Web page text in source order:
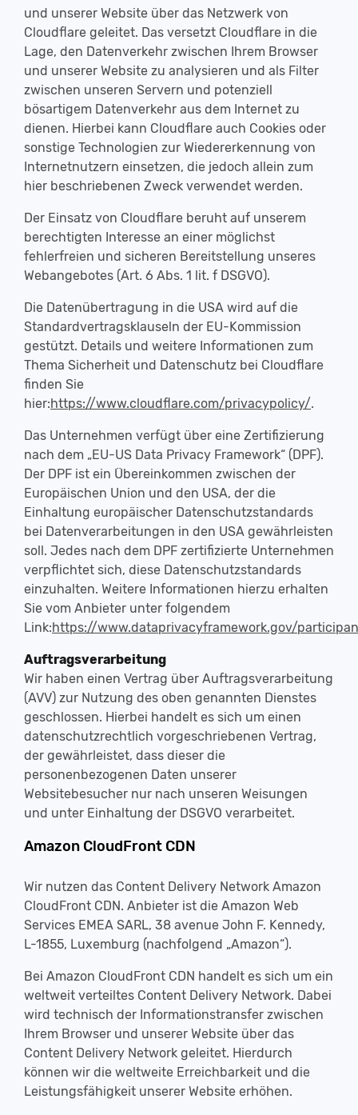
und unserer Website über das Netzwerk von
Cloudflare geleitet. Das versetzt Cloudflare in die
Lage, den Datenverkehr zwischen Ihrem Browser
und unserer Website zu analysieren und als Filter
zwischen unseren Servern und potenziell
bösartigem Datenverkehr aus dem Internet zu
dienen. Hierbei kann Cloudflare auch Cookies oder
sonstige Technologien zur Wiedererkennung von
Internetnutzern einsetzen, die jedoch allein zum
hier beschriebenen Zweck verwendet werden.
Der Einsatz von Cloudflare beruht auf unserem
berechtigten Interesse an einer möglichst
fehlerfreien und sicheren Bereitstellung unseres
Webangebotes (Art. 6 Abs. 1 lit. f DSGVO).
Die Datenübertragung in die USA wird auf die
Standardvertragsklauseln der EU-Kommission
gestützt. Details und weitere Informationen zum
Thema Sicherheit und Datenschutz bei Cloudflare
finden Sie
hier:https://www.cloudflare.com/privacypolicy/.
Das Unternehmen verfügt über eine Zertifizierung
nach dem „EU-US Data Privacy Framework“ (DPF).
Der DPF ist ein Übereinkommen zwischen der
Europäischen Union und den USA, der die
Einhaltung europäischer Datenschutzstandards
bei Datenverarbeitungen in den USA gewährleisten
soll. Jedes nach dem DPF zertifizierte Unternehmen
verpflichtet sich, diese Datenschutzstandards
einzuhalten. Weitere Informationen hierzu erhalten
Sie vom Anbieter unter folgendem
Link:https://www.dataprivacyframework.gov/
Auftragsverarbeitung
Wir haben einen Vertrag über Auftragsverarbeitung
(AVV) zur Nutzung des oben genannten Dienstes
geschlossen. Hierbei handelt es sich um einen
datenschutzrechtlich vorgeschriebenen Vertrag,
der gewährleistet, dass dieser die
personenbezogenen Daten unserer
Websitebesucher nur nach unseren Weisungen
und unter Einhaltung der DSGVO verarbeitet.
Amazon CloudFront CDN
Wir nutzen das Content Delivery Network Amazon
CloudFront CDN. Anbieter ist die Amazon Web
Services EMEA SARL, 38 avenue John F. Kennedy,
L-1855, Luxemburg (nachfolgend „Amazon“).
Bei Amazon CloudFront CDN handelt es sich um ein
weltweit verteiltes Content Delivery Network. Dabei
wird technisch der Informationstransfer zwischen
Ihrem Browser und unserer Website über das
Content Delivery Network geleitet. Hierdurch
können wir die weltweite Erreichbarkeit und die
Leistungsfähigkeit unserer Website erhöhen.